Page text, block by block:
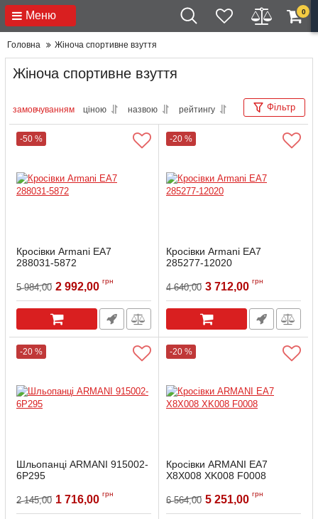
Меню 0
Головна Жіноча спортивне взуття
Жіноча спортивне взуття
замовчуванням ціною назвою рейтингу Фільтр
-50 %
Кросівки Armani EA7
288031-5872
5 984,00 2 992,00 грн
-20 %
Кросівки Armani EA7
285277-12020
4 640,00 3 712,00 грн
-20 %
Шльопанці ARMANI 915002-
6P295
2 145,00 1 716,00 грн
-20 %
Кросівки ARMANI EA7
X8X008 XK008 F0008
6 564,00 5 251,00 грн